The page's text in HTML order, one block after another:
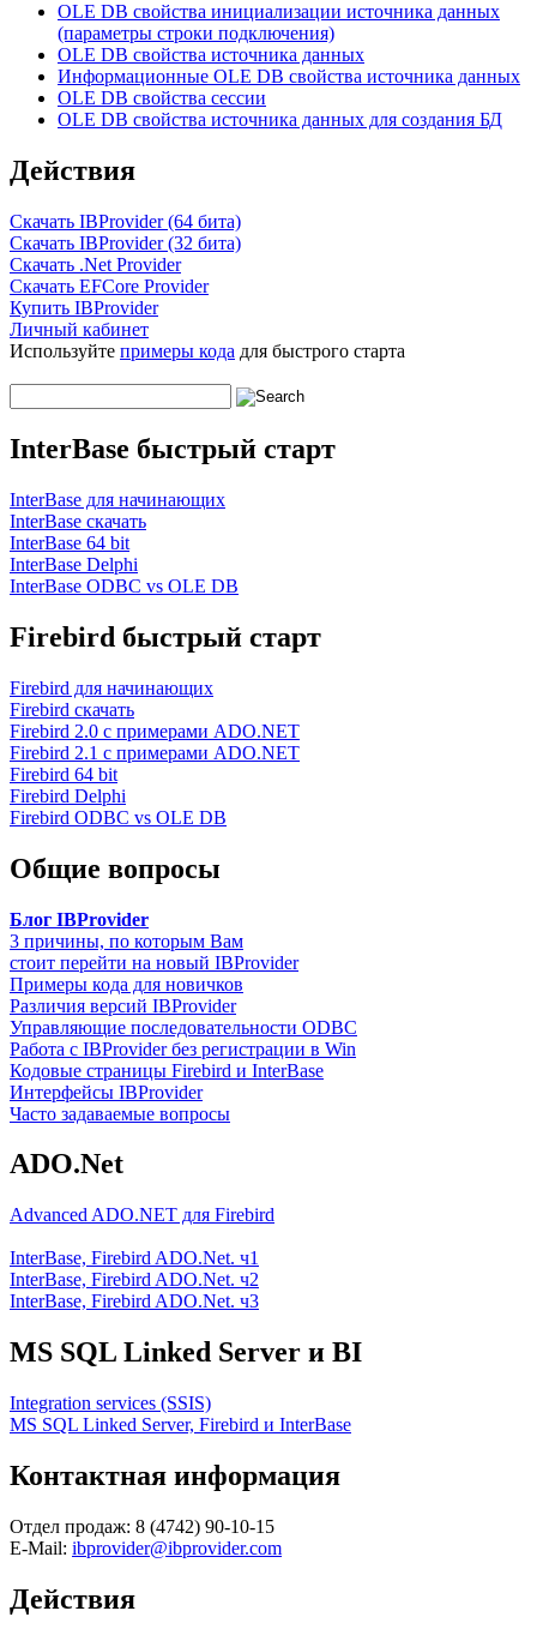
OLE DB свойства инициализации источника данных
(параметры строки подключения)
OLE DB свойства источника данных
Информационные OLE DB свойства источника данных
OLE DB свойства сессии
OLE DB свойства источника данных для создания БД
Действия
Скачать IBProvider (64 бита)
Скачать IBProvider (32 бита)
Скачать .Net Provider
Скачать EFCore Provider
Купить IBProvider
Личный кабинет
Используйте примеры кода для быстрого старта
InterBase быстрый старт
InterBase для начинающих
InterBase скачать
InterBase 64 bit
InterBase Delphi
InterBase ODBC vs OLE DB
Firebird быстрый старт
Firebird для начинающих
Firebird скачать
Firebird 2.0 с примерами ADO.NET
Firebird 2.1 с примерами ADO.NET
Firebird 64 bit
Firebird Delphi
Firebird ODBC vs OLE DB
Общие вопросы
Блог IBProvider
3 причины, по которым Вам
стоит перейти на новый IBProvider
Примеры кода для новичков
Различия версий IBProvider
Управляющие последовательности ODBC
Работа с IBProvider без регистрации в Win
Кодовые страницы Firebird и InterBase
Интерфейсы IBProvider
Часто задаваемые вопросы
ADO.Net
Advanced ADO.NET для Firebird
InterBase, Firebird ADO.Net. ч1
InterBase, Firebird ADO.Net. ч2
InterBase, Firebird ADO.Net. ч3
MS SQL Linked Server и BI
Integration services (SSIS)
MS SQL Linked Server, Firebird и InterBase
Контактная информация
Отдел продаж: 8 (4742) 90-10-15
E-Mail: ibprovider@ibprovider.com
Действия